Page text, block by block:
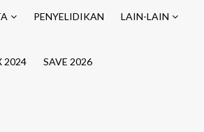
PENYELIDIKAN LAIN-LAIN
2024 SAVE 2026